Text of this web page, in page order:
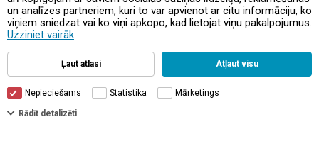
un analīzes partneriem, kuri to var apvienot ar citu informāciju, ko
viņiem sniedzat vai ko viņi apkopo, kad lietojat viņu pakalpojumus.
Uzziniet vairāk
Ļaut atlasi Atļaut visu
Nepieciešams Statistika Mārketings
Rādīt detalizēti
Kontakti